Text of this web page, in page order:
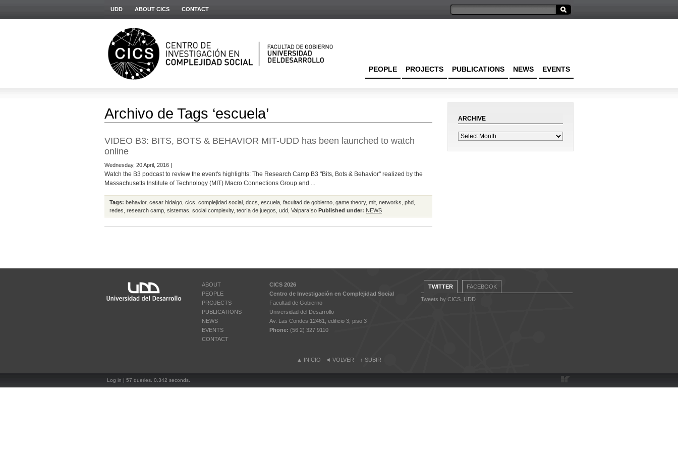
UDD ABOUT CICS CONTACT
EVENTS
NEWS
PUBLICATIONS
PROJECTS
PEOPLE
Archivo de Tags ‘escuela’
VIDEO B3: BITS, BOTS & BEHAVIOR MIT-UDD has been launched to watch
online
Wednesday, 20 April, 2016 |
Watch the B3 podcast to review the event's highlights: The Research Camp B3 "Bits, Bots & Behavior" realized by the
Massachusetts Institute of Technology (MIT) Macro Connections Group and ...
Tags: behavior, cesar hidalgo cics complejidad social dccs escuela facultad de gobierno game theory, mit networks phd
redes research camp sistemas social complexity, teoría de juegos udd Valparaíso Published under: NEWS
ARCHIVE
ABOUT
PEOPLE
PROJECTS
PUBLICATIONS
NEWS
EVENTS
CONTACT
CICS 2026
Centro de Investigación en Complejidad Social
Facultad de Gobierno
Universidad del Desarrollo
Av. Las Condes 12461, edificio 3, piso 3
Phone: (56 2) 327 9110
TWITTER FACEBOOK
Tweets by CICS_UDD
▲ INICIO ◄ VOLVER ↑ SUBIR
Log in | 57 queries. 0.342 seconds.